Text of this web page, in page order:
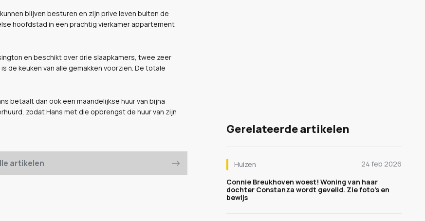
blijven besturen en zijn prive leven buiten de
hoofdstad in een prachtig vierkamer appartement
en beschikt over drie slaapkamers, twee zeer
de keuken van alle gemakken voorzien. De totale
betaalt dan ook een maandelijkse huur van bijna
zodat Hans met die opbrengst de huur van zijn
artikelen
Gerelateerde artikelen
Huizen
24 feb 2026
Connie Breukhoven woest! Woning van haar
dochter Constanza wordt geveild. Zie foto's en
bewijs